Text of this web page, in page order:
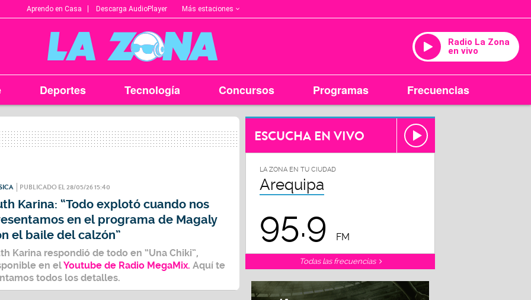
Aprendo en Casa Descarga AudioPlayer Más estaciones
Radio La Zona
en vivo
Deportes Tecnología Concursos Programas Frecuencias
PUBLICADO EL 28/05/26 15:40
Karina: “Todo explotó cuando nos
en el programa de Magaly
el baile del calzón”
Karina respondió de todo en “Una Chiki”,
en elYoutube de Radio MegaMix. Aquí te
todos los detalles.
ESCUCHA EN VIVO
LA ZONA EN TU CIUDAD
Arequipa
95.9 FM
Todas las frecuencias